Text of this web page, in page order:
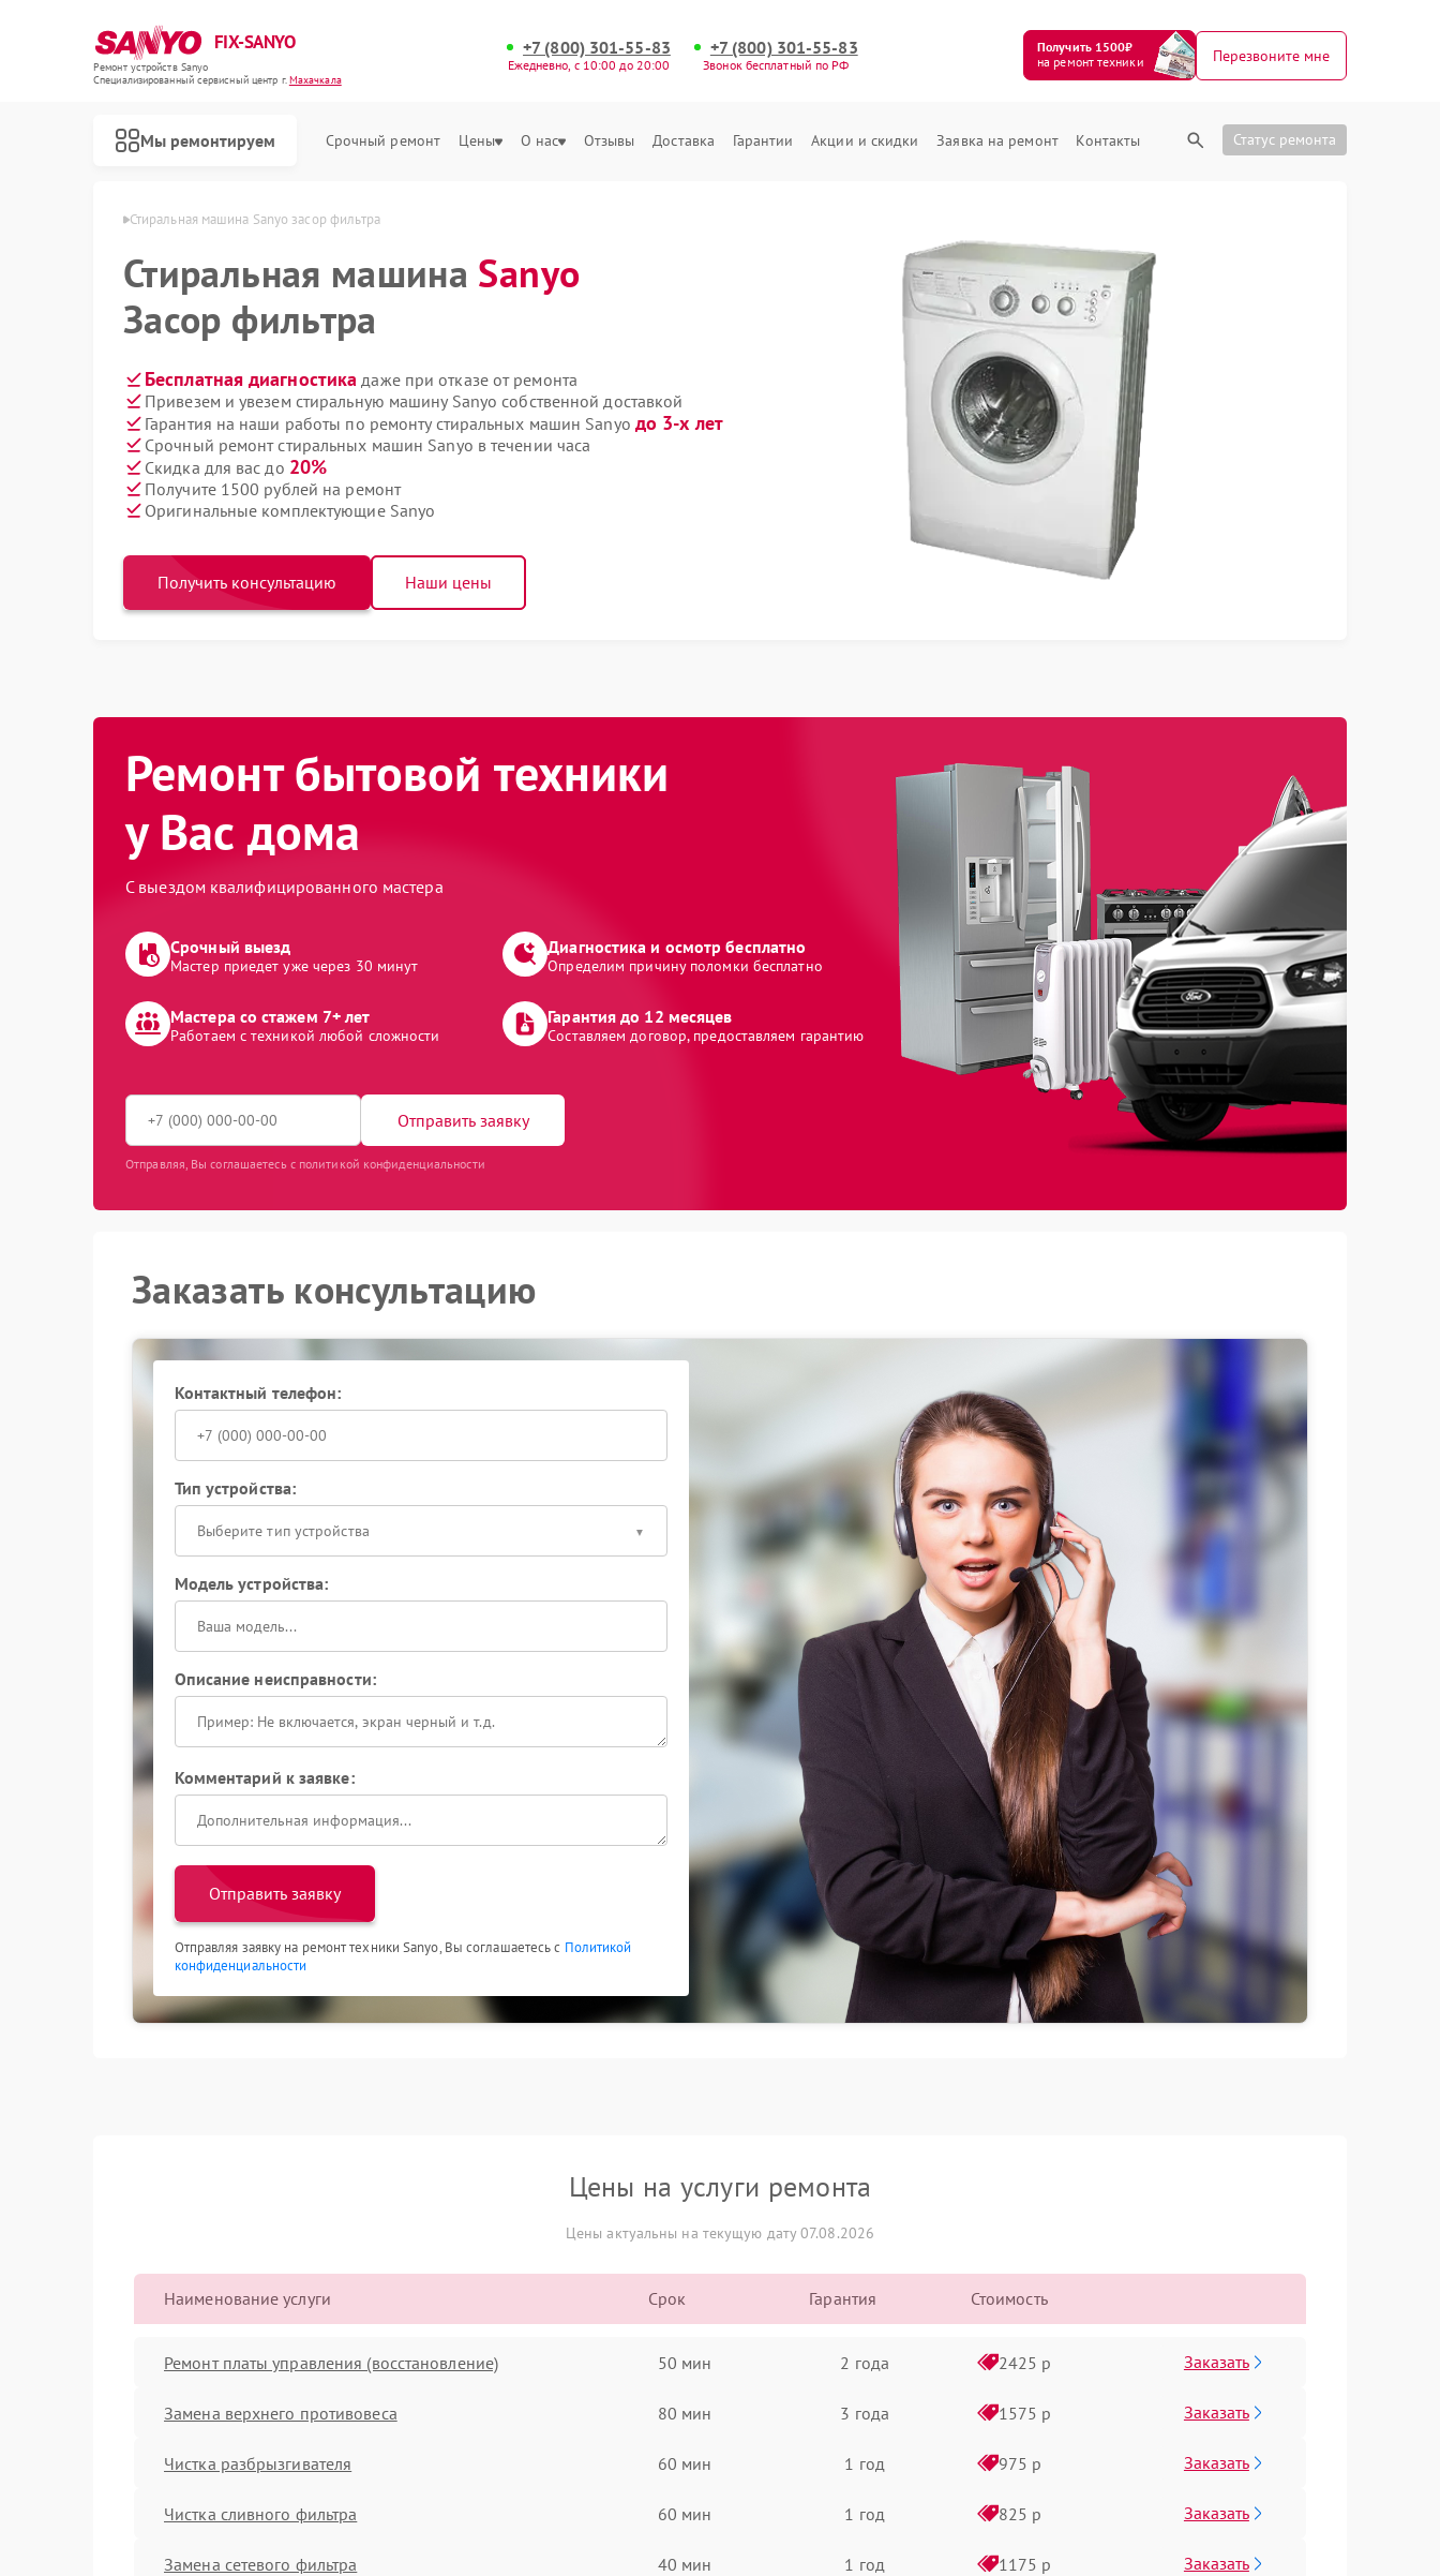
FIX-SANYO
Ремонт устройств Sanyo
Специализированный cервисный центр г.Махачкала
+7 (800) 301-55-83
Ежедневно, с 10:00 до 20:00
+7 (800) 301-55-83
Звонок бесплатный по РФ
Получить 1500₽
на ремонт техники
Перезвоните мне
Мы ремонтируем Срочный ремонт Цены О нас Отзывы Доставка Гарантии Акции и скидки Заявка на ремонт Контакты Статус ремонта
Стиральная машина Sanyo засор фильтра
Стиральная машина Sanyo
Засор фильтра
Бесплатная диагностика даже при отказе от ремонта
Привезем и увезем стиральную машину Sanyo собственной доставкой
Гарантия на наши работы по ремонту стиральных машин Sanyo до 3-х лет
Срочный ремонт стиральных машин Sanyo в течении часа
Скидка для вас до 20%
Получите 1500 рублей на ремонт
Оригинальные комплектующие Sanyo
Получить консультацию Наши цены
Ремонт бытовой техники
у Вас дома
С выездом квалифицированного мастера
Срочный выезд
Мастер приедет уже через 30 минут
Диагностика и осмотр бесплатно
Определим причину поломки бесплатно
Мастера со стажем 7+ лет
Работаем с техникой любой сложности
Гарантия до 12 месяцев
Составляем договор, предоставляем гарантию
Отправить заявку
Отправляя, Вы соглашаетесь с политикой конфиденциальности
Заказать консультацию
Контактный телефон:
Тип устройства:
Выберите тип устройства
Модель устройства:
Описание неисправности:
Комментарий к заявке:
Отправить заявку
Отправляя заявку на ремонт техники Sanyo, Вы соглашаетесь с Политикой
конфиденциальности
Цены на услуги ремонта
Цены актуальны на текущую дату 07.08.2026
Наименование услуги Срок Гарантия Стоимость
Ремонт платы управления (восстановление) 50 мин 2 года 2425 р Заказать
Замена верхнего противовеса 80 мин 3 года 1575 р Заказать
Чистка разбрызгивателя 60 мин 1 год 975 р Заказать
Чистка сливного фильтра 60 мин 1 год 825 р Заказать
Замена сетевого фильтра 40 мин 1 год 1175 р Заказать